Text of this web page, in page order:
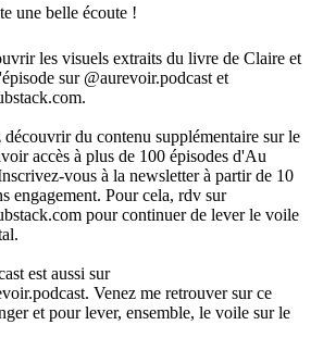
une belle écoute !
les visuels extraits du livre de Claire et
sur @aurevoir.podcast et
découvrir du contenu supplémentaire sur le
accès à plus de 100 épisodes d'Au
vous à la newsletter à partir de 10
engagement. Pour cela, rdv sur
pour continuer de lever le voile
est aussi sur
Venez me retrouver sur ce
et pour lever, ensemble, le voile sur le